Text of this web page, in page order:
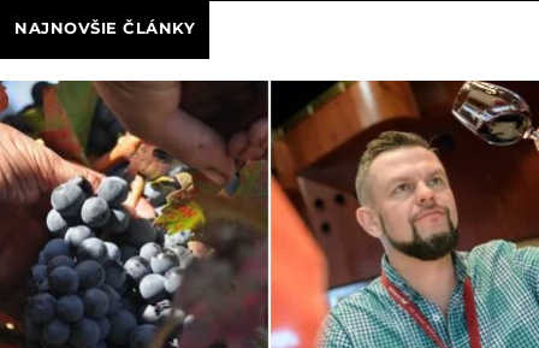
NAJNOVŠIE ČLÁNKY